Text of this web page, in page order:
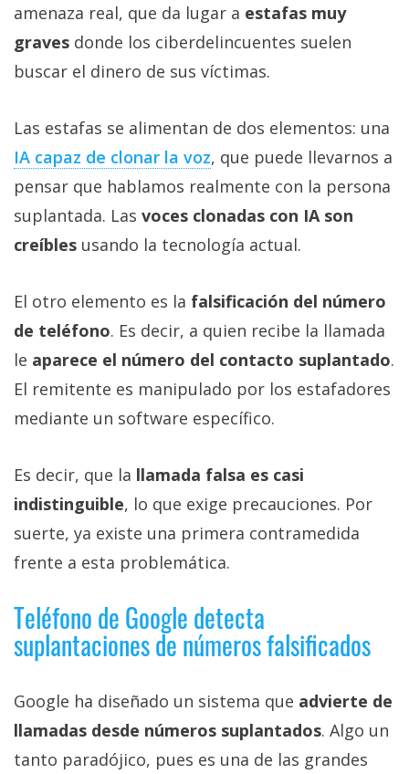
amenaza real, que da lugar a estafas muy
graves donde los ciberdelincuentes suelen
buscar el dinero de sus víctimas.
Las estafas se alimentan de dos elementos: una
IA capaz de clonar la voz‎, que puede llevarnos a
pensar que hablamos realmente con la persona
suplantada. Las voces clonadas con IA son
creíbles usando la tecnología actual.
El otro elemento es la falsificación del número
de teléfono. Es decir, a quien recibe la llamada
le aparece el número del contacto suplantado.
El remitente es manipulado por los estafadores
mediante un software específico.
Es decir, que la llamada falsa es casi
indistinguible, lo que exige precauciones. Por
suerte, ya existe una primera contramedida
frente a esta problemática.
Teléfono de Google detecta
suplantaciones de números falsificados
Google ha diseñado un sistema que advierte de
llamadas desde números suplantados. Algo un
tanto paradójico, pues es una de las grandes